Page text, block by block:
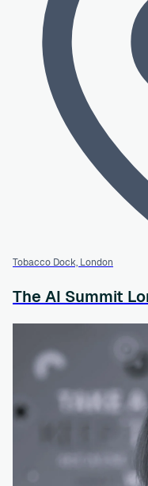
Tobacco Dock, London
The AI Summit